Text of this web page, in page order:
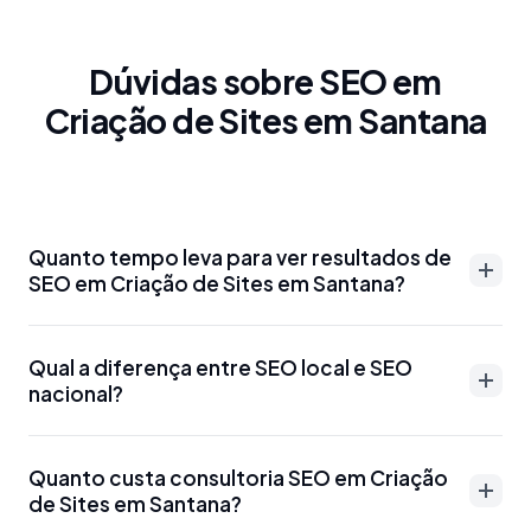
Dúvidas sobre SEO em
Criação de Sites em Santana
Quanto tempo leva para ver resultados de
SEO em Criação de Sites em Santana?
podem aparecer entre 3-6 meses para palavras-
chave menos competitivas. Para termos mais
disputados como 'advogado Criação de Sites em
Santana' ou 'dentista Criação de Sites em Santana',
o prazo pode ser de 6-12 meses. Otimizações
Qual a diferença entre SEO local e SEO
nacional?
aparecer para buscas específicas da região, como
'SEO Criação de Sites em Santana' ou 'marketing
Quanto custa consultoria SEO em Criação
de Sites em Santana?